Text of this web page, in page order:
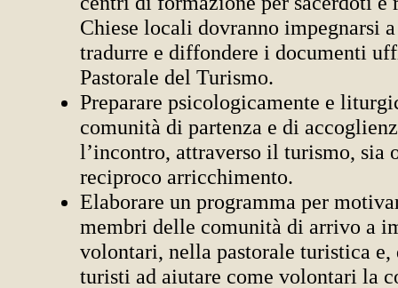
Chiese locali dovranno impegnarsi
tradurre e diffondere i documenti
Pastorale del Turismo.
Preparare psicologicamente e
comunità di partenza e di
l’incontro, attraverso il turismo, sia
reciproco arricchimento.
Elaborare un programma per
membri delle comunità di arrivo a
volontari, nella pastorale turistica e,
turisti ad aiutare come volontari la